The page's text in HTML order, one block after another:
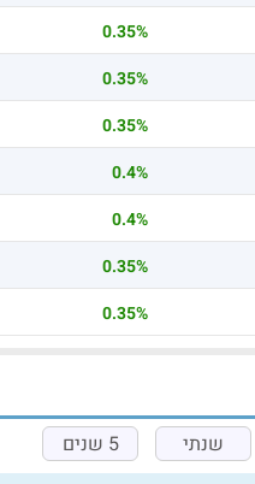
0.35%
0.35%
0.35%
0.4%
0.4%
0.35%
0.35%
שנתי 5 שנים